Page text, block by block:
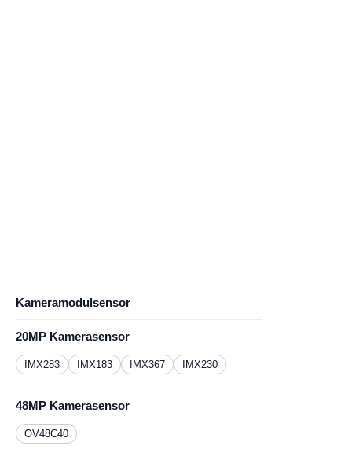
Kameramodulsensor
20MP Kamerasensor
IMX283 IMX183 IMX367 IMX230
48MP Kamerasensor
OV48C40